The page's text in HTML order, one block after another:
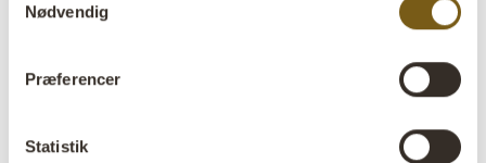
Nødvendig
Præferencer
Statistik